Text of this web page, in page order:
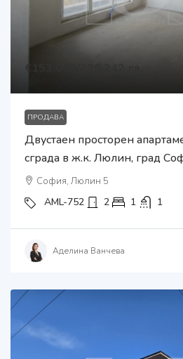
€153,000
ПРОДАВА
Двустаен просторен
сграда в ж.к. Люлин, град
София, Люлин 5
AML-752 2 1 1
Аделина Ванчева